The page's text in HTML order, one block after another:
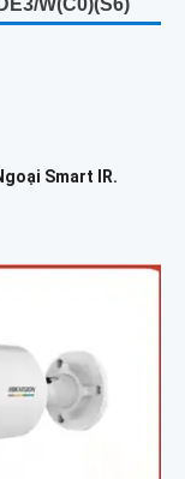
W(C0)(S6)
Smart IR.